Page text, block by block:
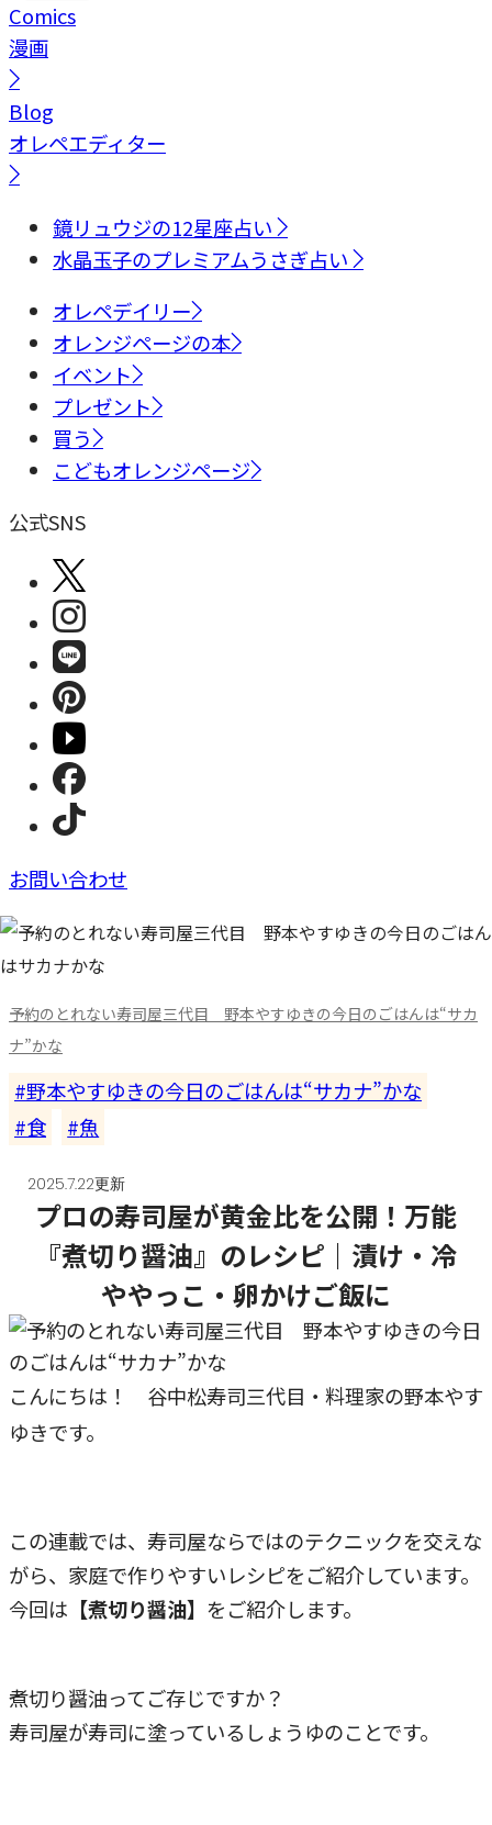
Comics
漫画
Blog
オレペエディター
鏡リュウジの12星座占い
水晶玉子のプレミアムうさぎ占い
オレペデイリー
オレンジページの本
イベント
プレゼント
買う
こどもオレンジページ
公式SNS
お問い合わせ
予約のとれない寿司屋三代目 野本やすゆきの今日のごはんは“サカ
ナ”かな
野本やすゆきの今日のごはんは“サカナ”かな
食
魚
2025.7.22更新
プロの寿司屋が黄金比を公開！万能
『煮切り醤油』のレシピ｜漬け・冷
ややっこ・卵かけご飯に
こんにちは！ 谷中松寿司三代目・料理家の野本やす
ゆきです。
この連載では、寿司屋ならではのテクニックを交えな
がら、家庭で作りやすいレシピをご紹介しています。
今回は 【煮切り醤油】 をご紹介します。
煮切り醤油ってご存じですか？
寿司屋が寿司に塗っているしょうゆのことです。